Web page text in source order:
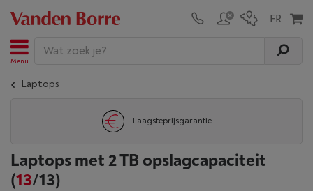
Menu
Laptops
Laagsteprijsgarantie
Laptops met 2 TB opslagcapaciteit
(13/13)